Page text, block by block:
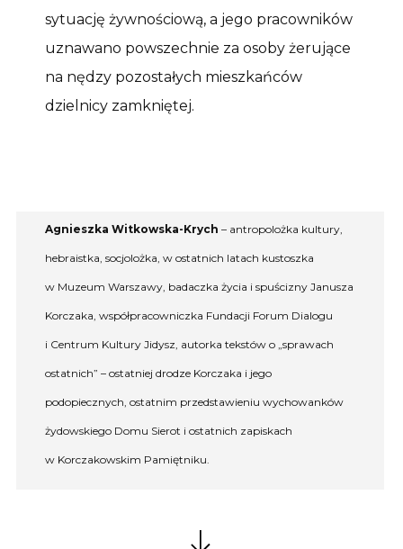
sytuację żywnościową, a jego pracowników
uznawano powszechnie za osoby żerujące
na nędzy pozostałych mieszkańców
dzielnicy zamkniętej.
Agnieszka Witkowska-Krych – antropolożka kultury,
hebraistka, socjolożka, w ostatnich latach kustoszka
w Muzeum Warszawy, badaczka życia i spuścizny Janusza
Korczaka, współpracowniczka Fundacji Forum Dialogu
i Centrum Kultury Jidysz, autorka tekstów o „sprawach
ostatnich” – ostatniej drodze Korczaka i jego
podopiecznych, ostatnim przedstawieniu wychowanków
żydowskiego Domu Sierot i ostatnich zapiskach
w Korczakowskim Pamiętniku.